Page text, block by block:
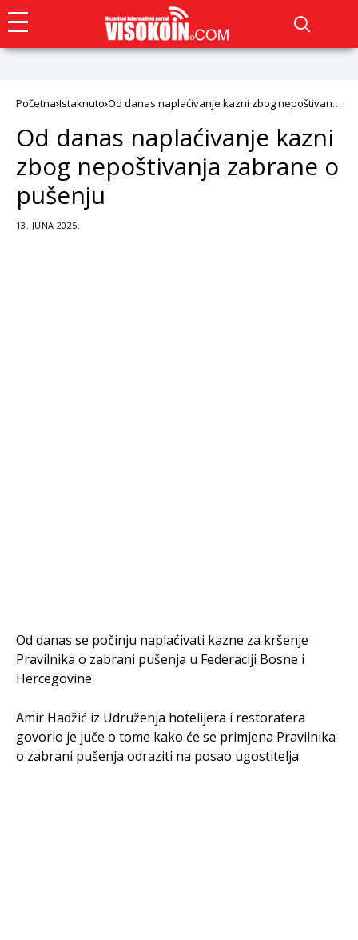
Početna Istaknuto Od danas naplaćivanje kazni zbog nepoštivanja
Od danas naplaćivanje kazni
zbog nepoštivanja zabrane o
pušenju
13. JUNA 2025.
Od danas se počinju naplaćivati kazne za kršenje
Pravilnika o zabrani pušenja u Federaciji Bosne i
Hercegovine.
Amir Hadžić iz Udruženja hotelijera i restoratera
govorio je juče o tome kako će se primjena Pravilnika
o zabrani pušenja odraziti na posao ugostitelja.